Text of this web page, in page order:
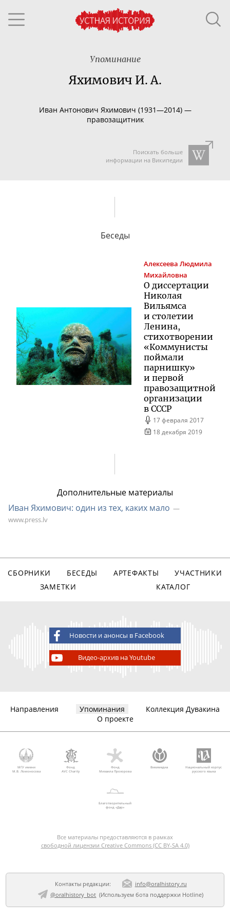
Упоминание
Яхимович И. А.
Иван Антонович Яхимович (1931—2014) —
правозащитник
Поискать больше
информации на Википедии
Беседы
Алексеева Людмила
Михайловна
О диссертации
Николая
Вильямса
и столетии
Ленина,
стихотворении
«Коммунисты
поймали
парнишку»
и первой
правозащитной
организации
в СССР
17 февраля 2017
18 декабря 2019
Дополнительные материалы
Иван Яхимович: один из тех, каких мало
www.press.lv
СБОРНИКИ БЕСЕДЫ АРТЕФАКТЫ
УЧАСТНИКИ
ЗАМЕТКИ
КАТАЛОГ
Новости и анонсы в Facebook
Видео-архив на Youtube
Направления Упоминания
Коллекция Дувакина
О проекте
МГУ имени
М.В. Ломоносова
Фонд
AVC Charity
Фонд
Михаила Прохорова
Викимедиа
Национальный корпус
русского языка
Благотворительный
фонд «Дар»
Все материалы предоставляются в рамках
свободной лицензии Creative Commons (CC BY-SA 4.0)
Контакты редакции:
info@oralhistory.ru
@oralhistory_bot (Используембота поддержки Hotline)